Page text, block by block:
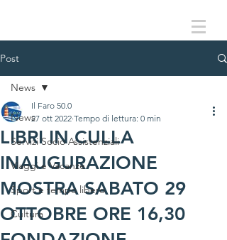
Post
News
Servizi Socio Assistenziali
Viaggi e Vacanze
Sport e tempo libero
Cultura
News
LIBRI IN CULLA
INAUGURAZIONE
MOSTRA SABATO 29
OTTOBRE ORE 16,30
Il Faro 50.0
27 ott 2022 Tempo di lettura: 0 min